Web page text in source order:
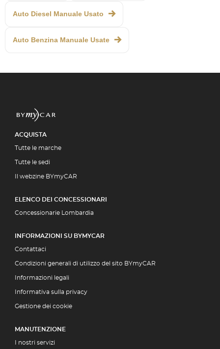
Auto Diesel Manuale Usato
Auto Benzina Manuale Usate
ACQUISTA
Tutte le marche
Tutte le sedi
Il webzine BYmyCAR
ELENCO DEI CONCESSIONARI
Concessionarie Lombardia
INFORMAZIONI SU BYMYCAR
Contattaci
Condizioni generali di utilizzo del sito BYmyCAR
Informazioni legali
Informativa sulla privacy
Gestione dei cookie
MANUTENZIONE
I nostri servizi